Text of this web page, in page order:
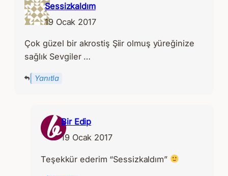
Sessizkaldım
19 Ocak 2017
Çok güzel bir akrostiş Şiir olmuş yüreğinize
sağlık Sevgiler …
Yanıtla
Bir Edip
19 Ocak 2017
Teşekkür ederim “Sessizkaldım”